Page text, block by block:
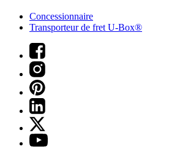
Concessionnaire
Transporteur de fret U-Box®